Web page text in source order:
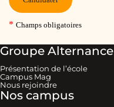
Groupe Alternance
Présentation de l’école
Campus Mag
Nous rejoindre
Nos campus